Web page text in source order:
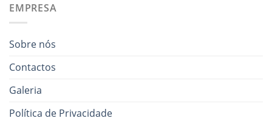
EMPRESA
Sobre nós
Contactos
Galeria
Política de Privacidade